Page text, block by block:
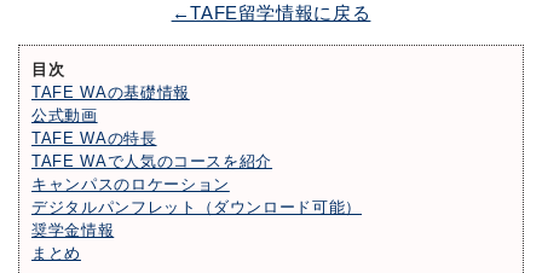
←TAFE留学情報に戻る
目次
TAFE WAの基礎情報
公式動画
TAFE WAの特長
TAFE WAで人気のコースを紹介
キャンパスのロケーション
デジタルパンフレット（ダウンロード可能）
奨学金情報
まとめ